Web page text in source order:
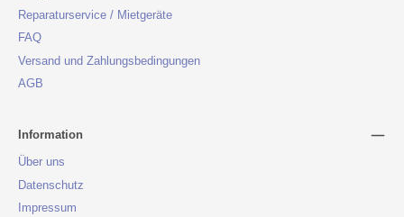
Reparaturservice / Mietgeräte
FAQ
Versand und Zahlungsbedingungen
AGB
Information
Über uns
Datenschutz
Impressum